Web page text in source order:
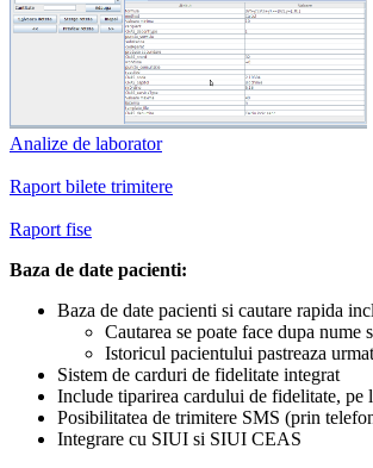
Analize de laborator
Raport bilete trimitere
Raport fise
Baza de date pacienti:
Baza de date pacienti si cautare rapida
Cautarea se poate face dupa
Istoricul pacientului pastreaza
Sistem de carduri de fidelitate integrat
Include tiparirea cardului de fidelitate, pe
Posibilitatea de trimitere SMS (prin
Integrare cu SIUI si SIUI CEAS